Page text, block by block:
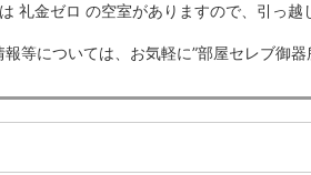
礼金ゼロ の空室がありますので、引っ越
等については、お気軽に”部屋セレブ御器